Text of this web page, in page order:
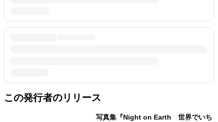
この発行者のリリース
写真集『Night on Earth 世界でいち